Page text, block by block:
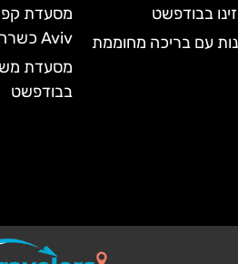
בבודפשט
עם בריכה מחוממת
Aviv כשרה
בבודפשט